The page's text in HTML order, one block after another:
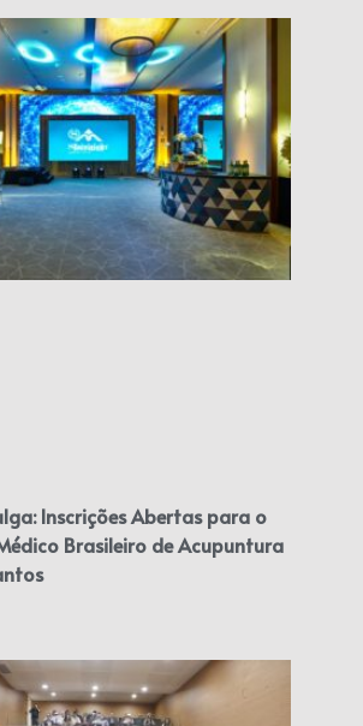
Inscrições Abertas para o
Brasileiro de Acupuntura